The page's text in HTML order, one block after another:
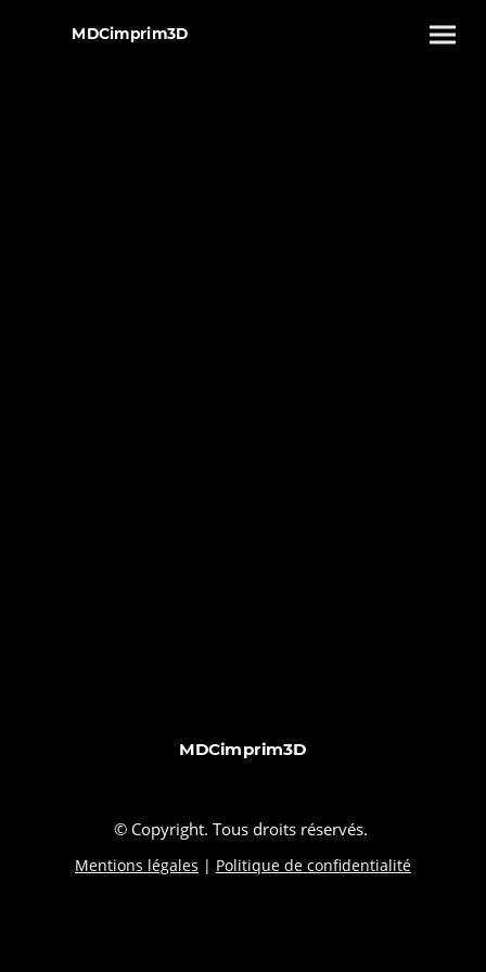
MDCimprim3D
MDCimprim3D
© Copyright. Tous droits réservés.
Mentions légales | Politique de confidentialité